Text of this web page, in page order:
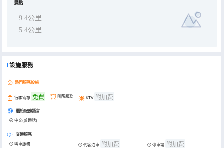
景點
9.4公里
5.4公里
設施服務
熱門服務設施
行李寄存 免費 叫醒服務 KTV 附加费
櫃枱服務語言
中文(普通話)
交通服務
叫車服務 代客泊車 附加费 停車場 附加费